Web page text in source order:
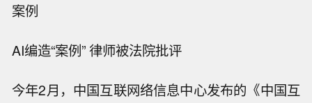
案例
AI编造“案例” 律师被法院批评
今年2月，中国互联网络信息中心发布的《中国互